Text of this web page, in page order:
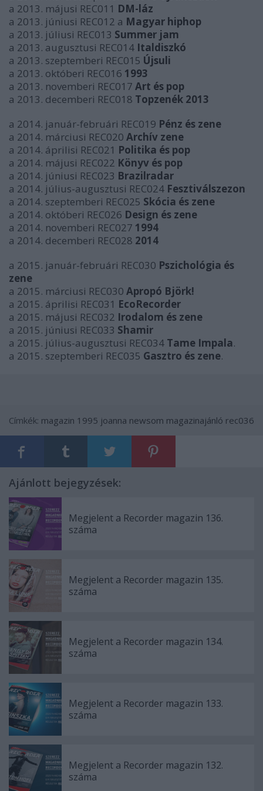
a 2013. májusi REC011 DM-láz
a 2013. júniusi REC012 a Magyar hiphop
a 2013. júliusi REC013 Summer jam
a 2013. augusztusi REC014 Italdiszkó
a 2013. szeptemberi REC015 Újsuli
a 2013. októberi REC016 1993
a 2013. novemberi REC017 Art és pop
a 2013. decemberi REC018 Topzenék 2013
a 2014. január-februári REC019 Pénz és zene
a 2014. márciusi REC020 Archív zene
a 2014. áprilisi REC021 Politika és pop
a 2014. májusi REC022 Könyv és pop
a 2014. júniusi REC023 Brazilradar
a 2014. július-augusztusi REC024 Fesztiválszezon
a 2014. szeptemberi REC025 Skócia és zene
a 2014. októberi REC026 Design és zene
a 2014. novemberi REC027 1994
a 2014. decemberi REC028 2014
a 2015. január-februári REC030 Pszichológia és
zene
a 2015. márciusi REC030 Apropó Björk!
a 2015. áprilisi REC031 EcoRecorder
a 2015. májusi REC032 Irodalom és zene
a 2015. júniusi REC033 Shamir
a 2015. július-augusztusi REC034 Tame Impala.
a 2015. szeptemberi REC035 Gasztro és zene.
Címkék: magazin 1995 joanna newsom magazinajánló rec036
Ajánlott bejegyzések:
Megjelent a Recorder magazin 136.
száma
Megjelent a Recorder magazin 135.
száma
Megjelent a Recorder magazin 134.
száma
Megjelent a Recorder magazin 133.
száma
Megjelent a Recorder magazin 132.
száma